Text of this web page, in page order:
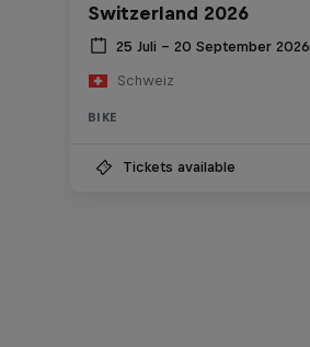
Switzerland 2026
25 Juli – 20 September 2026
Schweiz
BIKE
Tickets available